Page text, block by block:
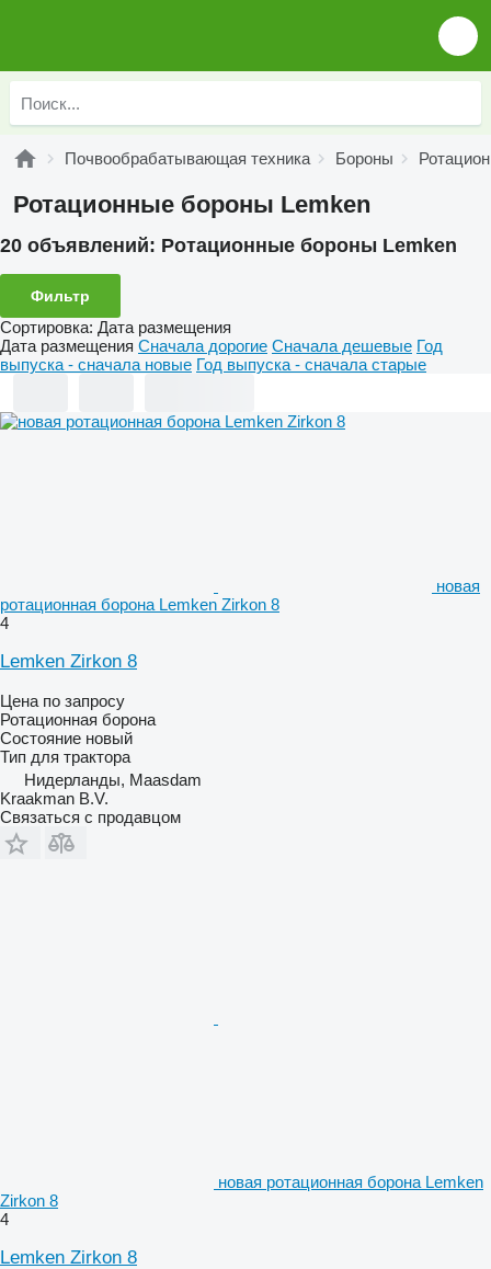
Почвообрабатывающая техника Бороны
Ротационные бороны Lemken
20 объявлений: Ротационные бороны Lemken
Фильтр
Сортировка: Дата размещения
Дата размещения Сначала дорогие Сначала дешевые Год
выпуска - сначала новые Год выпуска - сначала старые
новая
ротационная борона Lemken Zirkon 8
4
Lemken Zirkon 8
Цена по запросу
Ротационная борона
Состояние новый
Тип для трактора
Нидерланды, Maasdam
Kraakman B.V.
Связаться с продавцом
новая ротационная борона Lemken
Zirkon 8
4
Lemken Zirkon 8